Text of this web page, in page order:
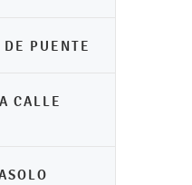
PUENTE
CALLE